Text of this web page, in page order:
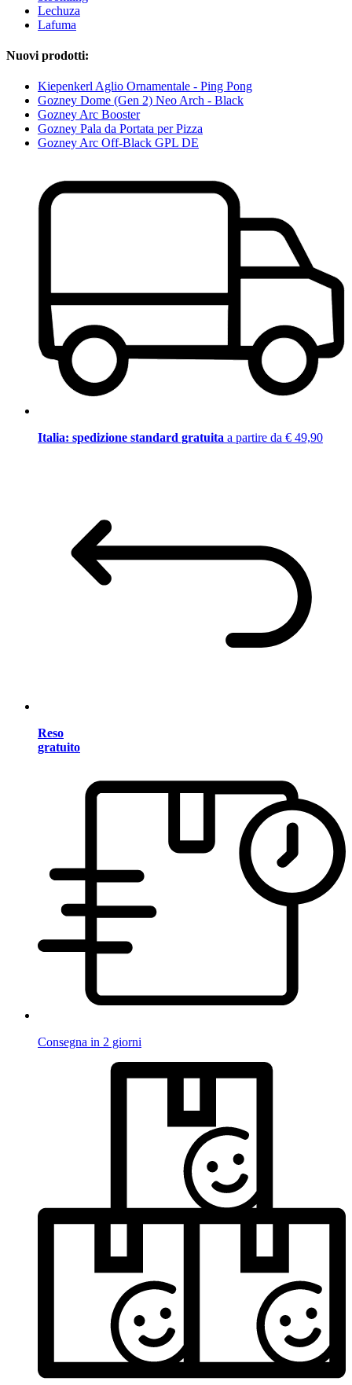
Lechuza
Lafuma
Nuovi prodotti:
Kiepenkerl Aglio Ornamentale - Ping Pong
Gozney Dome (Gen 2) Neo Arch - Black
Gozney Arc Booster
Gozney Pala da Portata per Pizza
Gozney Arc Off-Black GPL DE
Italia: spedizione standard gratuita a partire da € 49,90
Reso
gratuito
Consegna in 2 giorni